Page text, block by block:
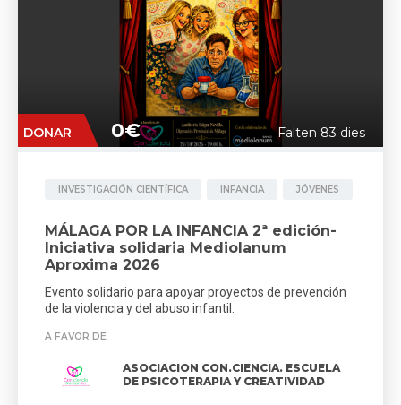
DONAR 0€ Falten 83 dies
INVESTIGACIÓN CIENTÍFICA INFANCIA JÓVENES
MÁLAGA POR LA INFANCIA 2ª edición-
Iniciativa solidaria Mediolanum
Aproxima 2026
Evento solidario para apoyar proyectos de prevención
de la violencia y del abuso infantil.
A FAVOR DE
ASOCIACION CON.CIENCIA. ESCUELA
DE PSICOTERAPIA Y CREATIVIDAD